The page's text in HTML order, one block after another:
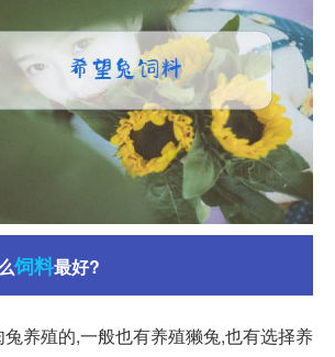
饲料最好?
养殖的,一般也有养殖獭兔,也有选择养